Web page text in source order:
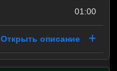
01:00
Открыть описание